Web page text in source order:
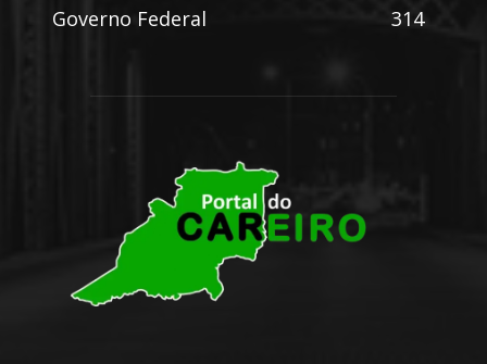
Governo Federal
314